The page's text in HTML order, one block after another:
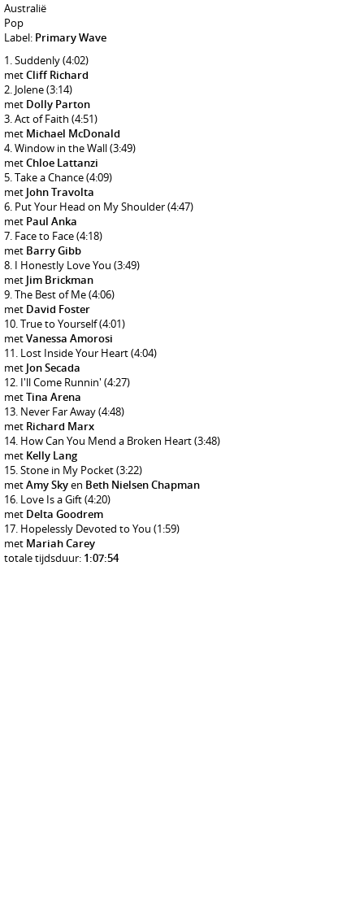
Australië
Pop
Label: Primary Wave
Suddenly(4:02)
metCliff Richard
Jolene(3:14)
met Dolly Parton
Act of Faith (4:51)
met Michael McDonald
Window in the Wall(3:49)
metChloe Lattanzi
Take a Chance(4:09)
met John Travolta
Put Your Head on My Shoulder(4:47)
met Paul Anka
Face to Face(4:18)
met Barry Gibb
I Honestly Love You (3:49)
met Jim Brickman
The Best of Me(4:06)
met David Foster
True to Yourself(4:01)
metVanessa Amorosi
Lost Inside Your Heart(4:04)
met Jon Secada
I'll Come Runnin' (4:27)
metTina Arena
Never Far Away(4:48)
met Richard Marx
How Can You Mend a Broken Heart(3:48)
met Kelly Lang
Stone in My Pocket(3:22)
metAmy Skyen Beth Nielsen Chapman
Love Is a Gift(4:20)
met Delta Goodrem
Hopelessly Devoted to You (1:59)
met Mariah Carey
totale tijdsduur: 1:07:54